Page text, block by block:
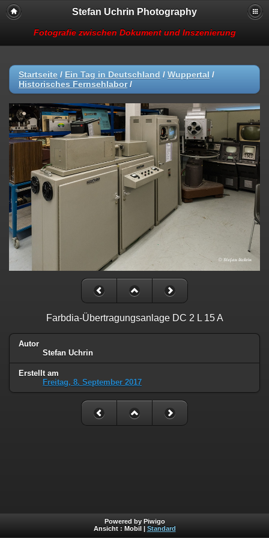
Stefan Uchrin Photography
Fotografie zwischen Dokument und Inszenierung
Startseite / Ein Tag in Deutschland / Wuppertal /
Historisches Fernsehlabor/
Farbdia-Übertragungsanlage DC 2 L 15 A
Autor
Stefan Uchrin
Erstellt am
Freitag, 8. September 2017
Powered by Piwigo
Ansicht : Mobil Standard